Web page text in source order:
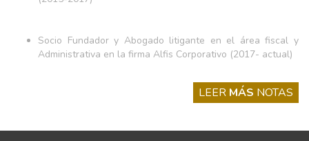
Socio Fundador y Abogado litigante en el área fiscal y
Administrativa en la firma Alfis Corporativo (2017- actual)
LEER MÁS NOTAS